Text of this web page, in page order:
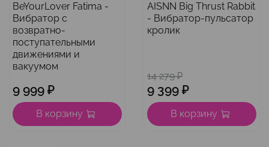
BeYourLover Fatima -
Вибратор с
возвратно-
поступательными
движениями и
вакуумом
9 999 ₽
В корзину
AISNN Big Thrust Rabbit
- Вибратор-пульсатор
кролик
14 279 ₽
9 399 ₽
В корзину